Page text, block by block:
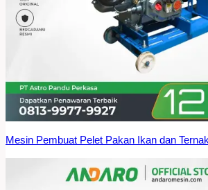
Mesin Pembuat Pelet Pakan Ikan dan